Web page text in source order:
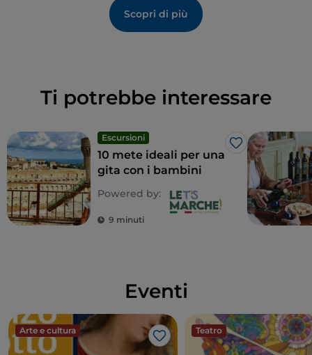
Scopri di più
Ti potrebbe interessare
Escursioni
Like
10 mete ideali per una
gita con i bambini
Powered by:
9 minuti
Eventi
Arte e cultura
Like
Teatro